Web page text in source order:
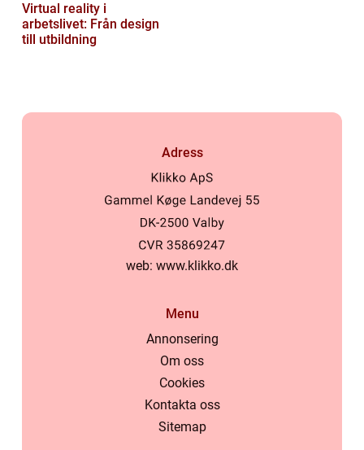
Virtual reality i
arbetslivet: Från design
till utbildning
Adress
web: www.klikko.dk
Menu
Annonsering
Om oss
Cookies
Kontakta oss
Sitemap